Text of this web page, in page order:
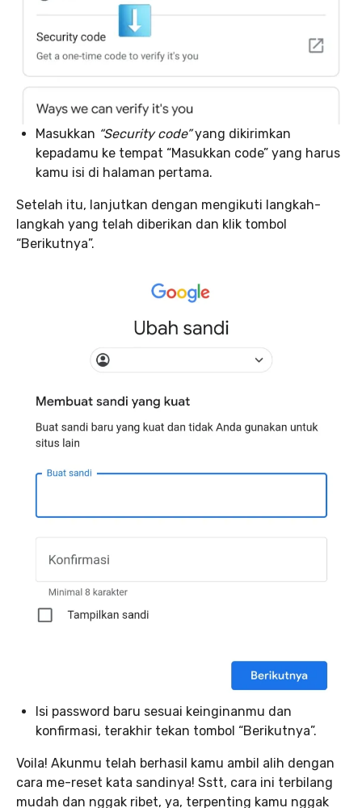
Masukkan “Security code”yang dikirimkan
kepadamu ke tempat “Masukkan code” yang harus
kamu isi di halaman pertama.
Setelah itu, lanjutkan dengan mengikuti langkah-
langkah yang telah diberikan dan klik tombol
“Berikutnya”.
Isi password baru sesuai keinginanmu dan
konfirmasi, terakhir tekan tombol “Berikutnya”.
Voila! Akunmu telah berhasil kamu ambil alih dengan
cara me-reset kata sandinya! Sstt, cara ini terbilang
mudah dan nggak ribet, ya, terpenting kamu nggak